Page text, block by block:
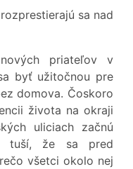
sa nad
priateľov v
byť užitočnou pre
domova. Čoskoro
života na okraji
uliciach začnú
tuší, že sa pred
všetci okolo nej